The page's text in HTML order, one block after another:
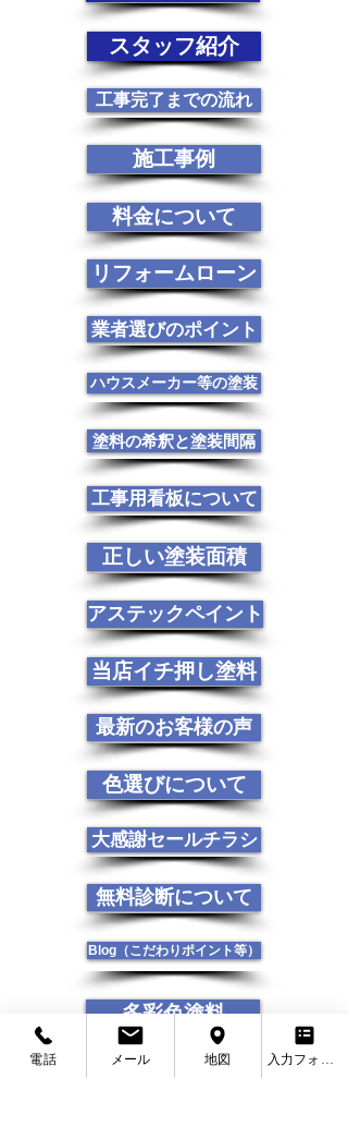
スタッフ紹介
工事完了までの流れ
施工事例
料金について
リフォームローン
業者選びのポイント
ハウスメーカー等の塗装
塗料の希釈と塗装間隔
工事用看板について
正しい塗装面積
アステックペイント
当店イチ押し塗料
最新のお客様の声
色選びについて
大感謝セールチラシ
無料診断について
Blog（こだわりポイント等）
多彩色塗料
多彩模様仕上げ
電話 メール 地図